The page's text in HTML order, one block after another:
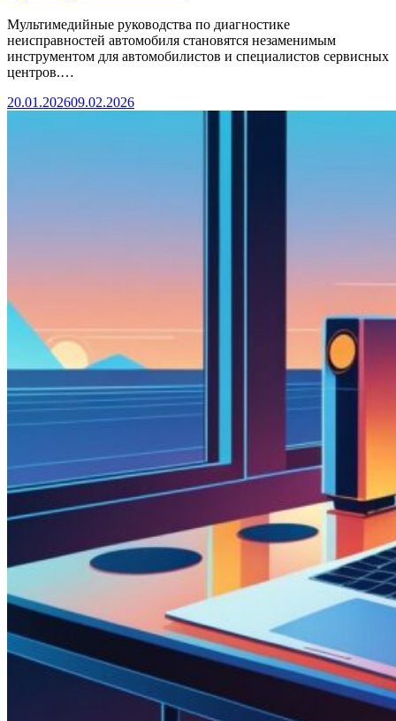
Мультимедийные руководства по диагностике
неисправностей автомобиля становятся незаменимым
инструментом для автомобилистов и специалистов сервисных
центров.…
20.01.202609.02.2026